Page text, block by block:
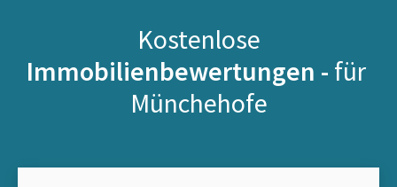
Kostenlose
Immobilienbewertungen - für
Münchehofe